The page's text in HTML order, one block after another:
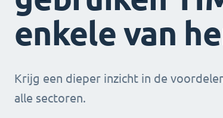
enkele van
Krijg een dieper inzicht in de
alle sectoren.